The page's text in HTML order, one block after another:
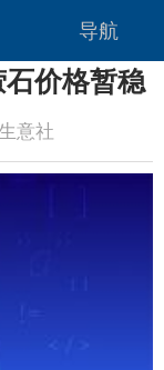
导航
价格暂稳
意社